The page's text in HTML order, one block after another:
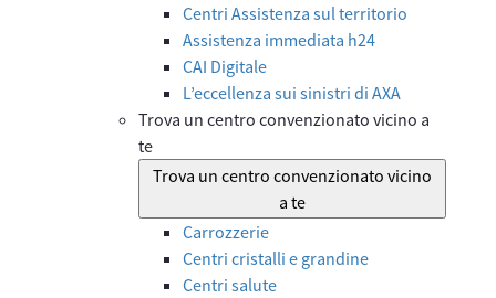
Centri Assistenza sul territorio
Assistenza immediata h24
CAI Digitale
L’eccellenza sui sinistri di AXA
Trova un centro convenzionato vicino a
te
Trova un centro convenzionato vicino
a te
Carrozzerie
Centri cristalli e grandine
Centri salute